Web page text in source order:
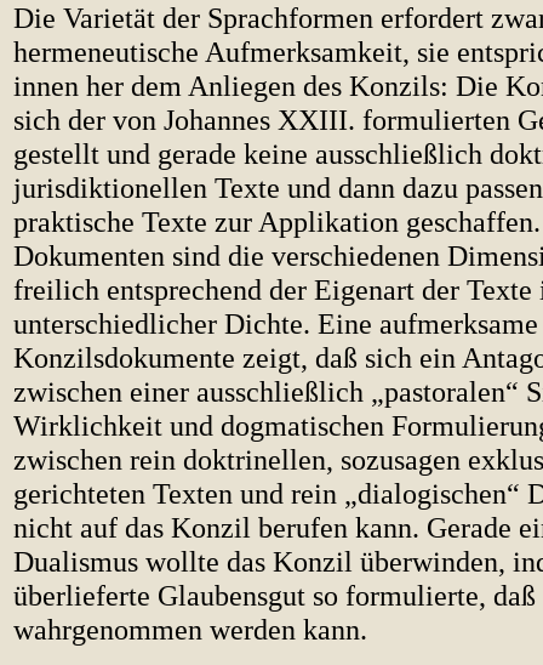
Die Varietät der Sprachformen erfordert
hermeneutische Aufmerksamkeit, sie
innen her dem Anliegen des Konzils: Die
sich der von Johannes XXIII. formulierten
gestellt und gerade keine ausschließlich
jurisdiktionellen Texte und dann dazu
praktische Texte zur Applikation
Dokumenten sind die verschiedenen
freilich entsprechend der Eigenart der Texte
unterschiedlicher Dichte. Eine
Konzilsdokumente zeigt, daß sich ein
zwischen einer ausschließlich „pastoralen“
Wirklichkeit und dogmatischen
zwischen rein doktrinellen, sozusagen
gerichteten Texten und rein „dialogischen“
nicht auf das Konzil berufen kann. Gerade
Dualismus wollte das Konzil überwinden,
überlieferte Glaubensgut so formulierte, daß
wahrgenommen werden kann.